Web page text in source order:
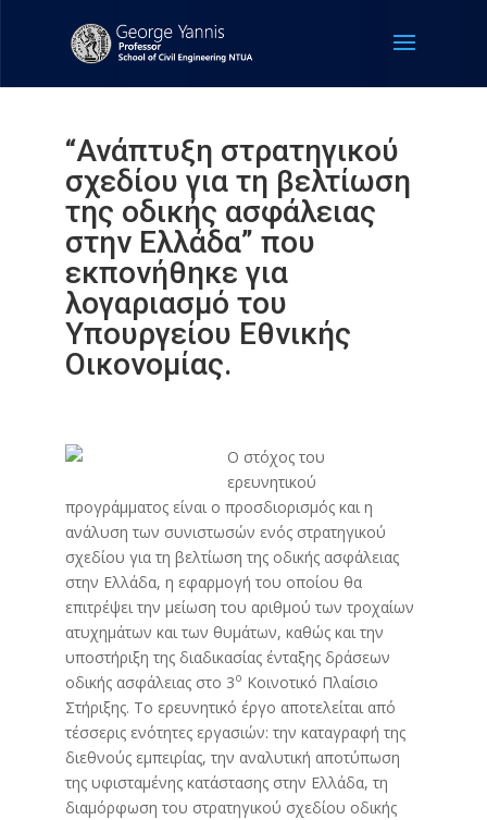
“Ανάπτυξη στρατηγικού
σχεδίου για τη βελτίωση
της οδικής ασφάλειας
στην Ελλάδα” που
εκπονήθηκε για
λογαριασμό του
Υπουργείου Εθνικής
Οικονομίας.
Ο στόχος του
ερευνητικού
προγράμματος είναι ο προσδιορισμός και η
ανάλυση των συνιστωσών ενός στρατηγικού
σχεδίου για τη βελτίωση της οδικής ασφάλειας
στην Ελλάδα, η εφαρμογή του οποίου θα
επιτρέψει την μείωση του αριθμού των τροχαίων
ατυχημάτων και των θυμάτων, καθώς και την
υποστήριξη της διαδικασίας ένταξης δράσεων
οδικής ασφάλειας στο 3ο Κοινοτικό Πλαίσιο
Στήριξης. Το ερευνητικό έργο αποτελείται από
τέσσερις ενότητες εργασιών: την καταγραφή της
διεθνούς εμπειρίας, την αναλυτική αποτύπωση
της υφισταμένης κατάστασης στην Ελλάδα, τη
διαμόρφωση του στρατηγικού σχεδίου οδικής